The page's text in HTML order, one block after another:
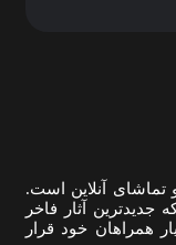
تماشای آنلاین است.
آثار فاخر
همراهان خود قرار